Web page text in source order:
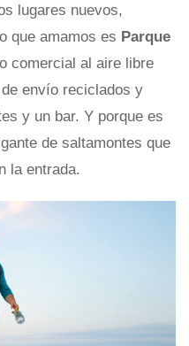
lugares nuevos,
que amamos es Parque
comercial al aire libre
envío reciclados y
y un bar. Y porque es
de saltamontes que
la entrada.